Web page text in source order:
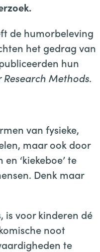
de humorbeleving
het gedrag van
hun
Research Methods.
van fysieke,
maar ook door
‘kiekeboe’ te
Denk maar
is voor kinderen dé
noot
te